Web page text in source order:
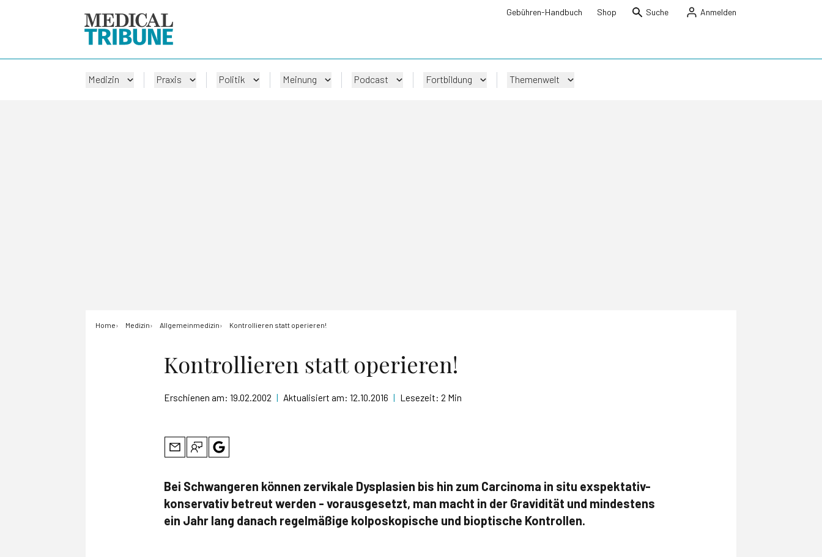
Gebühren-Handbuch Shop Suche Anmelden
Medizin Praxis Politik Meinung Podcast Fortbildung Themenwelt
Home Medizin Allgemeinmedizin Kontrollieren statt operieren!
Kontrollieren statt operieren!
Erschienen am: 19.02.2002 | Aktualisiert am: 12.10.2016 | Lesezeit: 2 Min
Bei Schwangeren können zervikale Dysplasien bis hin zum Carcinoma in situ exspektativ-
konservativ betreut werden - vorausgesetzt, man macht in der Gravidität und mindestens
ein Jahr lang danach regelmäßige kolposkopische und bioptische Kontrollen.